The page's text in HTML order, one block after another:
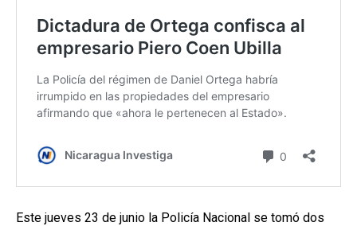
Este jueves 23 de junio la Policía Nacional se tomó dos